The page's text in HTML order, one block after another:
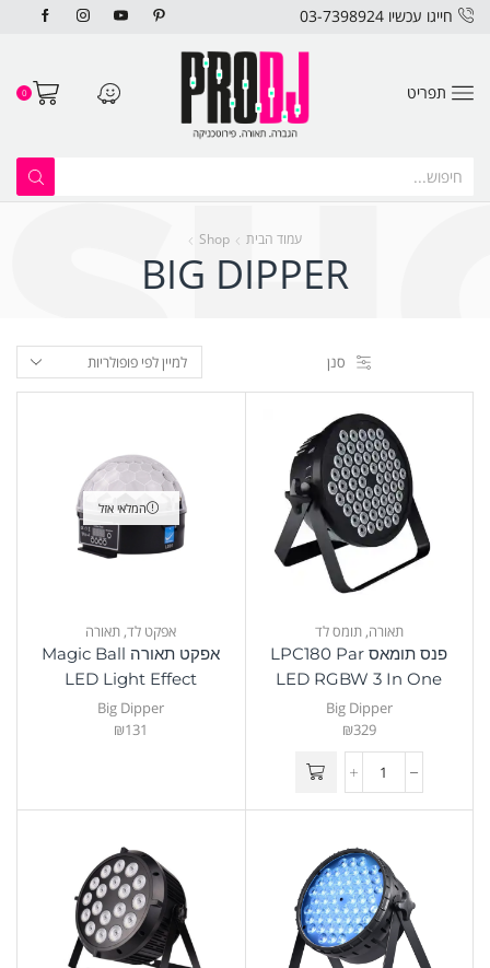
חייגו עכשיו 03-7398924
תפריט 0
עמוד הבית Shop
BIG DIPPER
סנן
תאורה,תומס לד
פנס תומאס LPC180 Par
LED RGBW 3 In One
Big Dipper
Big Dipper
₪329
המלאי אזל
אפקט לד, תאורה
אפקט תאורה Magic Ball
LED Light Effect
Big Dipper
₪131